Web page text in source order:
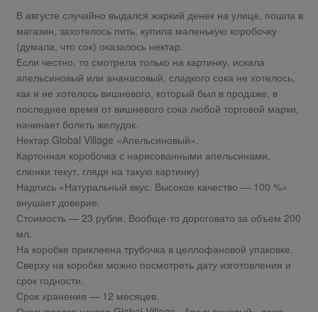
В августе случайно выдался жаркий денек на улице, пошла в
магазин, захотелось пить, купила маленькую коробочку
(думала, что сок) оказалось нектар.
Если честно, то смотрела только на картинку, искала
апельсиновый или ананасовый, сладкого сока не хотелось,
как и не хотелось вишневого, который был в продаже, в
последнее время от вишневого сока любой торговой марки,
начинает болеть желудок.
Нектар Global Village «Апельсиновый».
Картонная коробочка с нарисованными апельсинами,
слюнки текут, глядя на такую картинку)
Надпись «Натуральный вкус. Высокое качество — 100 %»
внушает доверие.
Стоимость — 23 рубля. Вообще-то дороговато за объем 200
мл.
На коробке приклеена трубочка в целлофановой упаковке.
Сверху на коробке можно посмотреть дату изготовления и
срок годности.
Срок хранения — 12 месяцев.